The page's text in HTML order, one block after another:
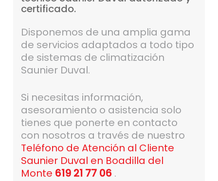
certificado.
Disponemos de una amplia gama
de servicios adaptados a todo tipo
de sistemas de climatización
Saunier Duval.
Si necesitas información,
asesoramiento o asistencia solo
tienes que ponerte en contacto
con nosotros a través de nuestro
Teléfono de Atención al Cliente
Saunier Duval en Boadilla del
Monte 619 21 77 06 .